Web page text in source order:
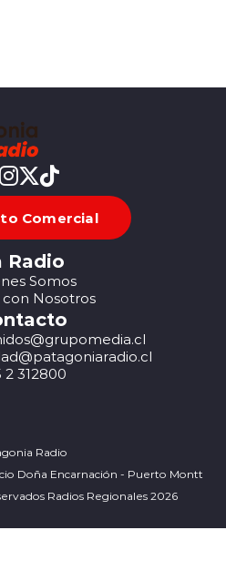
Comercial
Radio
Somos
con Nosotros
2 312800
Radio
Doña Encarnación - Puerto Montt
Radios Regionales 2026